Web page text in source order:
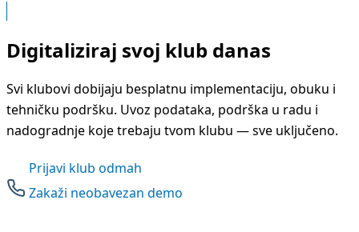
Digitaliziraj svoj klub danas
Svi klubovi dobijaju besplatnu implementaciju, obuku i
tehničku podršku. Uvoz podataka, podrška u radu i
nadogradnje koje trebaju tvom klubu — sve uključeno.
Prijavi klub odmah
Zakaži neobavezan demo